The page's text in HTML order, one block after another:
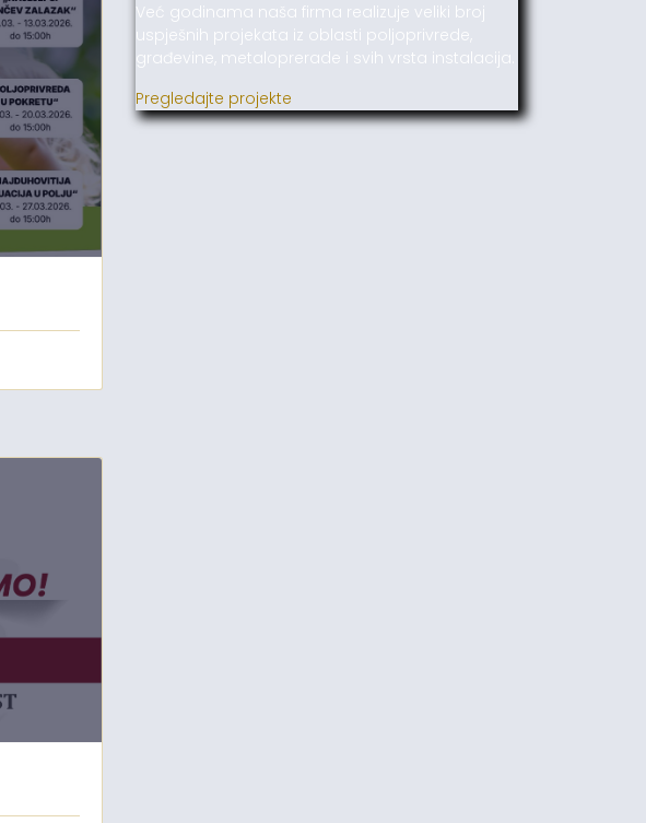
Već godinama naša firma realizuje veliki broj
uspješnih projekata iz oblasti poljoprivrede,
građevine, metaloprerade i svih vrsta instalacija.
Pregledajte projekte